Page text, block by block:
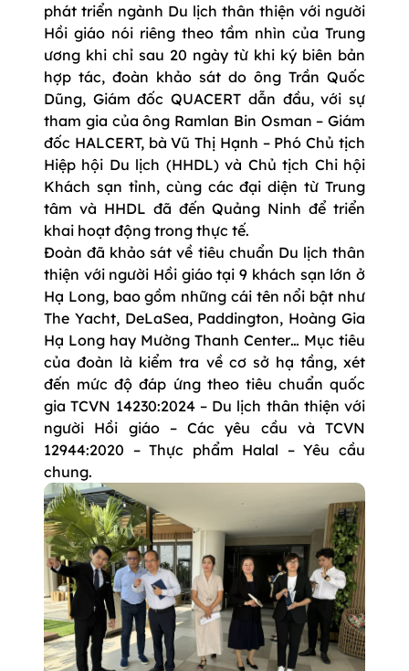
phát triển ngành Du lịch thân thiện với người
Hồi giáo nói riêng theo tầm nhìn của Trung
ương khi chỉ sau 20 ngày từ khi ký biên bản
hợp tác, đoàn khảo sát do ông Trần Quốc
Dũng, Giám đốc QUACERT dẫn đầu, với sự
tham gia của ông Ramlan Bin Osman – Giám
đốc HALCERT, bà Vũ Thị Hạnh – Phó Chủ tịch
Hiệp hội Du lịch (HHDL) và Chủ tịch Chi hội
Khách sạn tỉnh, cùng các đại diện từ Trung
tâm và HHDL đã đến Quảng Ninh để triển
khai hoạt động trong thực tế.
Đoàn đã khảo sát về tiêu chuẩn Du lịch thân
thiện với người Hồi giáo tại 9 khách sạn lớn ở
Hạ Long, bao gồm những cái tên nổi bật như
The Yacht, DeLaSea, Paddington, Hoàng Gia
Hạ Long hay Mường Thanh Center… Mục tiêu
của đoàn là kiểm tra về cơ sở hạ tầng, xét
đến mức độ đáp ứng theo tiêu chuẩn quốc
gia TCVN 14230:2024 – Du lịch thân thiện với
người Hồi giáo – Các yêu cầu và TCVN
12944:2020 – Thực phẩm Halal – Yêu cầu
chung.